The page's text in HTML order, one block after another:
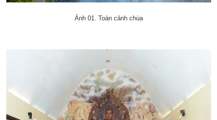
Ảnh 01. Toàn cảnh chùa